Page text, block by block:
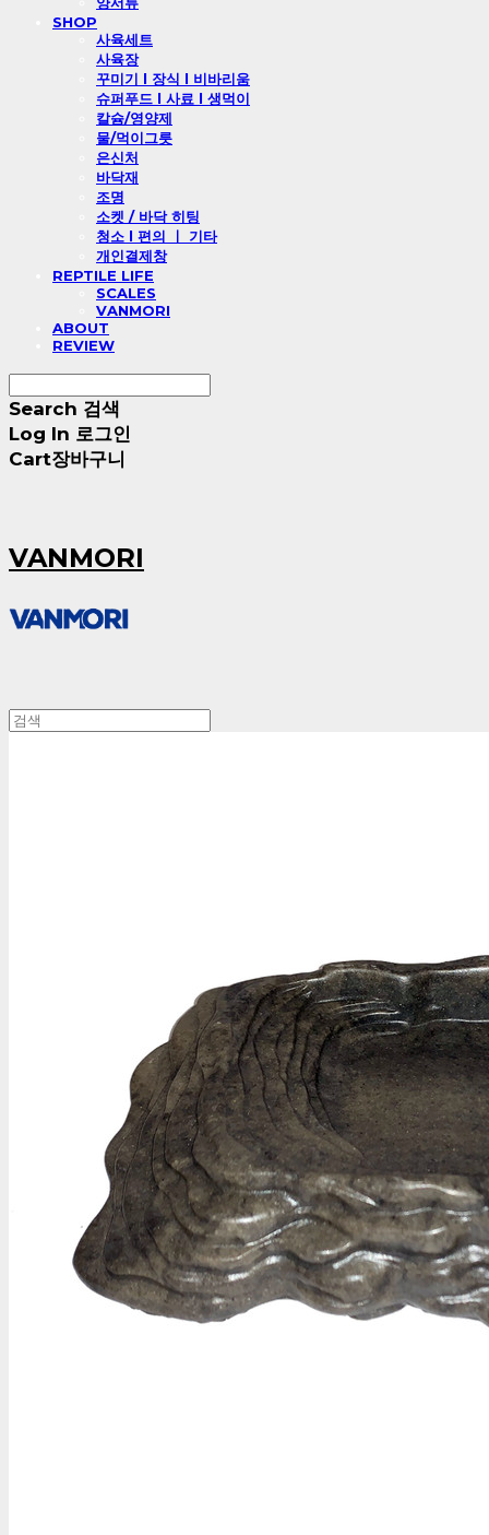
SHOP
사육세트
사육장
꾸미기 l 장식 l 비바리움
슈퍼푸드 l 사료 l 생먹이
칼슘/영양제
물/먹이그릇
은신처
바닥재
조명
소켓 / 바닥 히팅
청소 l 편의 ㅣ 기타
개인결제창
REPTILE LIFE
SCALES
VANMORI
ABOUT
REVIEW
Search 검색
Log In 로그인
Cart장바구니
VANMORI